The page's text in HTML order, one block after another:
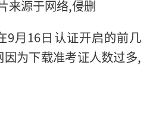
来源于网络,侵删
9月16日认证开启的前几
为下载准考证人数过多,